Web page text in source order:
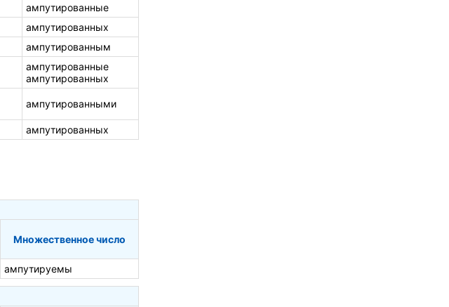
ампутированные
ампутированных
ампутированным
ампутированные
ампутированных
ампутированными
ампутированных
Множественное число
ампутируемы